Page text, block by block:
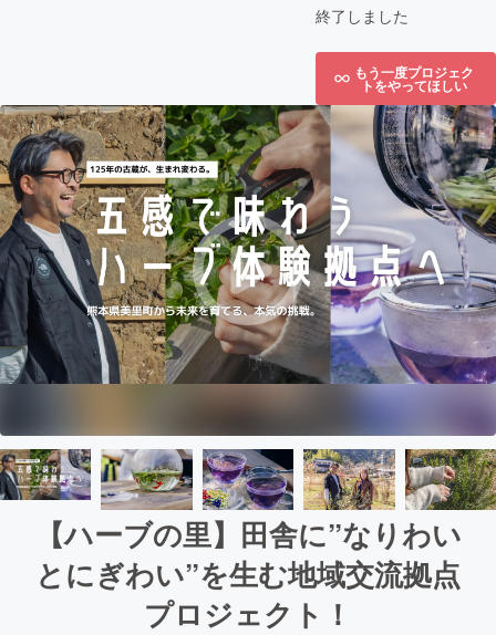
終了しました
もう一度プロジェク
トをやってほしい
【ハーブの里】田舎に”なりわい
とにぎわい”を生む地域交流拠点
プロジェクト！